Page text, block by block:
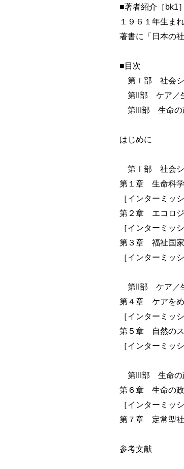
■著者紹介［bk1］
１９６１年生ま
著書に「日本の
■目次
第Ｉ部 社会シ
第II部 ケア／
第III部 生命の
はじめに
第Ｉ部 社会シ
第１章 生命科
［インターミッ
第２章 エコロ
［インターミッ
第３章 福祉国
［インターミッ
第II部 ケア／
第４章 ケアを
［インターミッ
第５章 自然の
［インターミッ
第III部 生命の
第６章 生命の政
［インターミッ
第７章 定常型
参考文献